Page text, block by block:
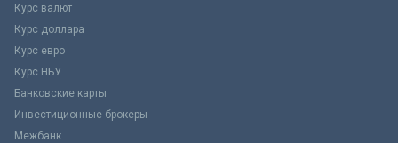
Курс валют
Курс доллара
Курс евро
Курс НБУ
Банковские карты
Инвестиционные брокеры
Межбанк